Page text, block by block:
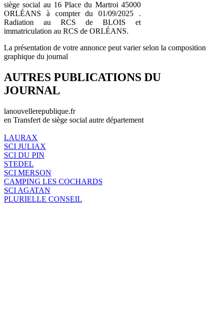
siège social au 16 Place du Martroi 45000
ORLÉANS à compter du 01/09/2025 .
Radiation au RCS de BLOIS et
immatriculation au RCS de ORLÉANS.
La présentation de votre annonce peut varier selon la composition
graphique du journal
AUTRES PUBLICATIONS DU
JOURNAL
lanouvellerepublique.fr
en Transfert de siège social autre département
LAURAX
SCI JULIAX
SCI DU PIN
STEDEL
SCI MERSON
CAMPING LES COCHARDS
SCI AGATAN
PLURIELLE CONSEIL